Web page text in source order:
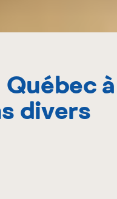
à
divers